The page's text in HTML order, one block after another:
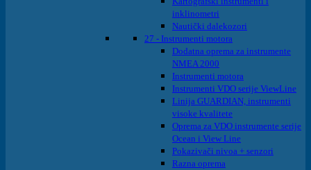
inklinometri
Nautički dalekozori
27 - Instrumenti motora
Dodatna oprema za instrumente
NMEA 2000
Instrumenti motora
Instrumenti VDO serije ViewLine
Linija GUARDIAN, instrumenti
visoke kvalitete
Oprema za VDO instrumente serije
Ocean i View Line
Pokazivači nivoa + senzori
Razna oprema